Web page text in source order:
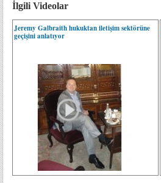
İlgili Videolar
Jeremy Galbraith hukuktan iletişim sektörüne
geçişini anlatıyor